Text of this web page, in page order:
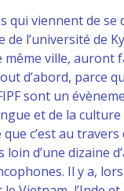
qui viennent de se
de l’université de
même ville,
d’abord, parce
sont un
et de la culture
c’est au travers
loin d’une dizaine
Il y a,